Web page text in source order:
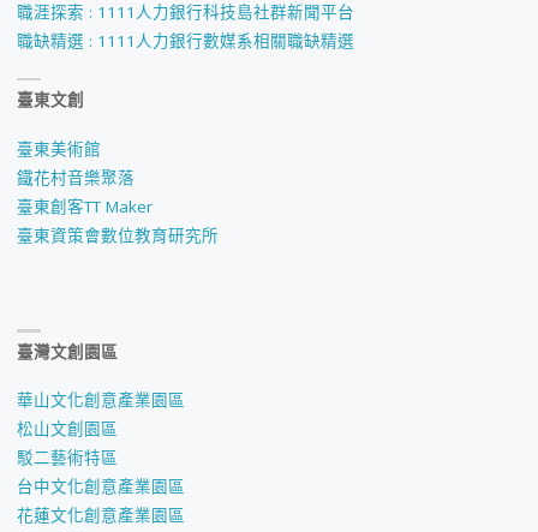
職涯探索 : 1111人力銀行科技島社群新聞平台
職缺精選 : 1111人力銀行數媒系相關職缺精選
臺東文創
臺東美術館
鐵花村音樂聚落
臺東創客TT Maker
臺東資策會數位教育研究所
臺灣文創園區
華山文化創意產業園區
松山文創園區
駁二藝術特區
台中文化創意產業園區
花蓮文化創意產業園區